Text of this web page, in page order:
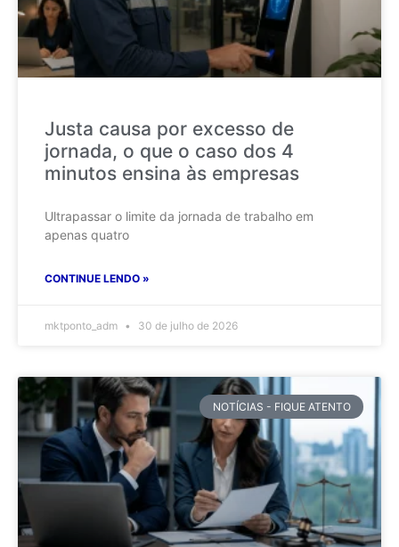
Justa causa por excesso de
jornada, o que o caso dos 4
minutos ensina às empresas
Ultrapassar o limite da jornada de trabalho em
apenas quatro
CONTINUE LENDO »
mktponto_adm 30 de julho de 2026
NOTÍCIAS - FIQUE ATENTO